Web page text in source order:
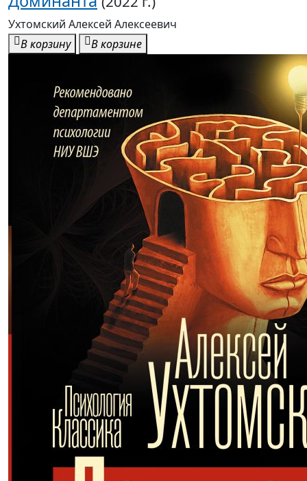
Ухтомский Алексей Алексеевич
В корзину
В корзине